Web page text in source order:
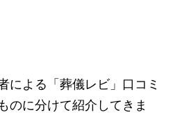
による「葬儀レビ」口コミ
のに分けて紹介してきま